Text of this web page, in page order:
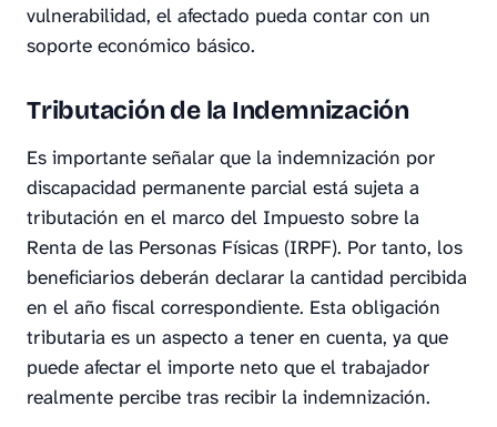
vulnerabilidad, el afectado pueda contar con un
soporte económico básico.
Tributación de la Indemnización
Es importante señalar que la indemnización por
discapacidad permanente parcial está sujeta a
tributación en el marco del Impuesto sobre la
Renta de las Personas Físicas (IRPF). Por tanto, los
beneficiarios deberán declarar la cantidad percibida
en el año fiscal correspondiente. Esta obligación
tributaria es un aspecto a tener en cuenta, ya que
puede afectar el importe neto que el trabajador
realmente percibe tras recibir la indemnización.